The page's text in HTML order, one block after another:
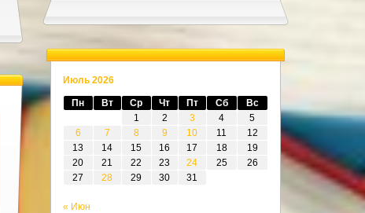
Июль 2026
Пн Вт Ср Чт Пт Сб
Вс
1
2 3 4
5
6
7 8 9 10 11
12
13
14 15 16 17 18
19
20
21 22 23 24 25
26
27
28 29 30 31
« Июн